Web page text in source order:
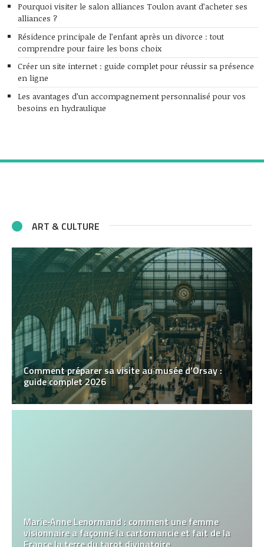
Pourquoi visiter le salon alliances Toulon avant d’acheter ses
alliances ?
Résidence principale de l’enfant après un divorce : tout
comprendre pour faire les bons choix
Créer un site internet : guide complet pour réussir sa présence
en ligne
Les avantages d’un accompagnement personnalisé pour vos
besoins en hydraulique
ART & CULTURE
Comment préparer sa visite au musée d’Orsay :
guide complet 2026
Marie‑Anne Lenormand : comment une femme
visionnaire a façonné la cartomancie et fait de la